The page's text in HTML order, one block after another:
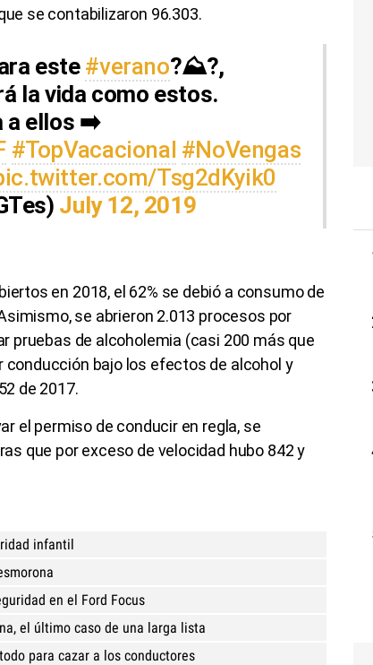
se contabilizaron 96.303.
este #verano?️⛰️?,
la vida como estos.
a ellos ➡️
#TopVacacional #NoVengas
Tsg2dKyik0
July 12, 2019
en 2018, el 62% se debió a consumo de
se abrieron 2.013 procesos por
pruebas de alcoholemia (casi 200 más que
conducción bajo los efectos de alcohol y
de 2017.
el permiso de conducir en regla, se
que por exceso de velocidad hubo 842 y
infantil
en el Ford Focus
el último caso de una larga lista
para cazar a los conductores